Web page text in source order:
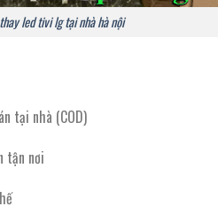
led tivi lg tại nhà hà nội
tại nhà (COD)
tận nơi